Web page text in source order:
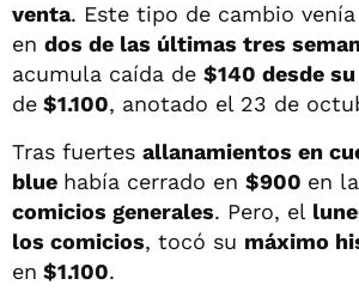
venta. Este tipo de cambio
en dos de las últimas tres
acumula caída de $140 desde
de $1.100, anotado el 23 de
Tras fuertes allanamientos en
blue había cerrado en $900 en la
comicios generales. Pero, el
los comicios, tocó su máximo
en $1.100.